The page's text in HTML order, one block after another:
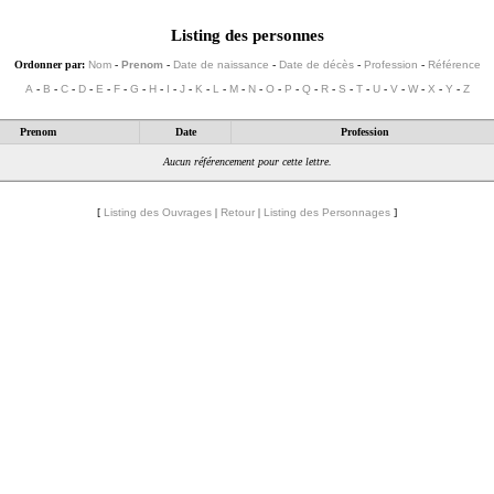
Listing des personnes
Ordonner par: Nom- Prenom- Date de naissance - Date de décès- Profession - Référence
A- B - C- D- E - F- G - H- I - J- K - L - M- N- O- P - Q- R- S - T- U- V- W- X - Y - Z
Prenom Date Profession
Aucun référencement pour cette lettre.
[ Listing des Ouvrages | Retour | Listing des Personnages ]